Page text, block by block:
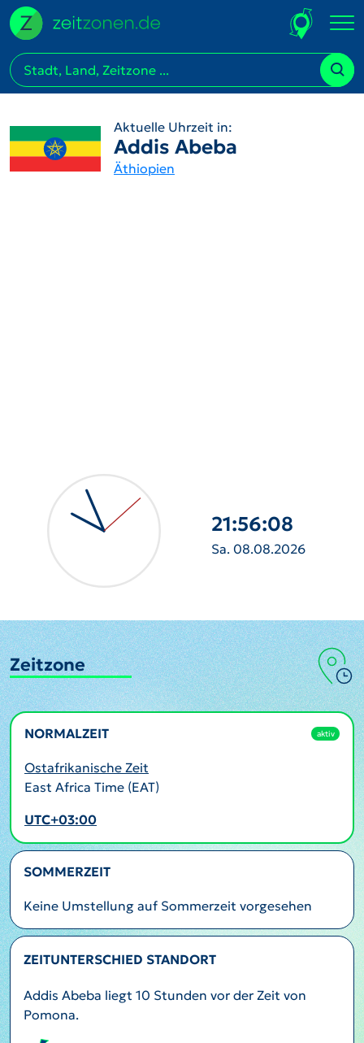
Aktuelle Uhrzeit in:
Addis Abeba
Äthiopien
21:56:10
Sa. 08.08.2026
Zeitzone
NORMALZEIT aktiv
Ostafrikanische Zeit
East Africa Time (EAT)
UTC+03:00
SOMMERZEIT
Keine Umstellung auf Sommerzeit vorgesehen
ZEITUNTERSCHIED STANDORT
Addis Abeba liegt 10 Stunden vor der Zeit von
Pomona.